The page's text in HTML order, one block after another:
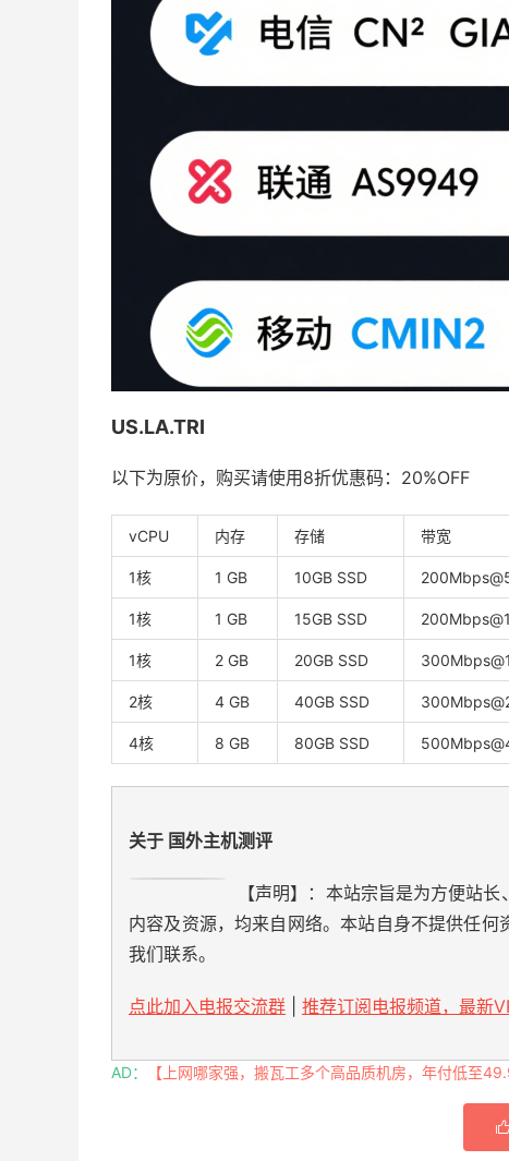
US.LA.TRI
以下为原价，购买请使用8折优惠码：20%OFF
vCPU 内存 存储 带宽
1核 1 GB 10GB SSD
1核 1 GB 15GB SSD
1核 2 GB 20GB SSD
2核 4 GB 40GB SSD
4核 8 GB 80GB SSD
关于 国外主机测评
【声明】：本站宗旨是为方便站
内容及资源，均来自网络。本站自身不提供任
我们联系。
点此加入电报交流群 推荐订阅电报频道，最新
AD： 【上网哪家强，搬瓦工多个高品质机房，年付低至
